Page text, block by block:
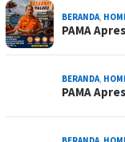
BERANDA,
PAMA
BERANDA,
PAMA